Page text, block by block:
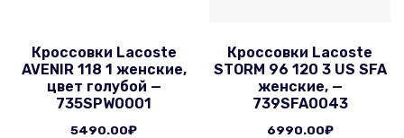
Кроссовки Lacoste
AVENIR 118 1 женские,
цвет голубой —
735SPW0001
5490.00₽
Кроссовки Lacoste
STORM 96 120 3 US SFA
женские, —
739SFA0043
6990.00₽